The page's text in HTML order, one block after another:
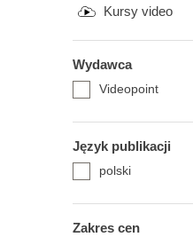
Kursy video
Wydawca
Videopoint
Język publikacji
polski
Zakres cen